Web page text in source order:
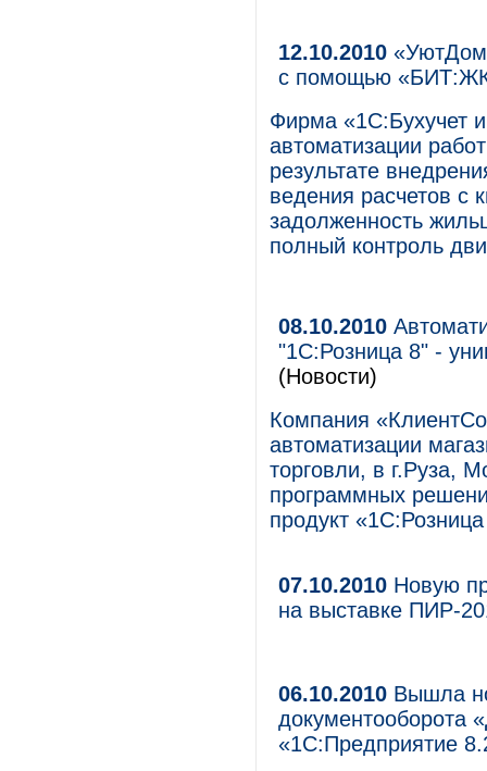
12.10.2010
с помощью
Фирма «1С:Бухучет
автоматизации
результате
ведения расчетов с
задолженность
полный контроль
08.10.2010
"1С:Розница 8" -
(Новости)
Компания
автоматизации
торговли, в г.Руза,
программных
продукт
07.10.2010 Новую
на выставке ПИР-
06.10.2010 Вышла
документооборота
«1С:Предприятие